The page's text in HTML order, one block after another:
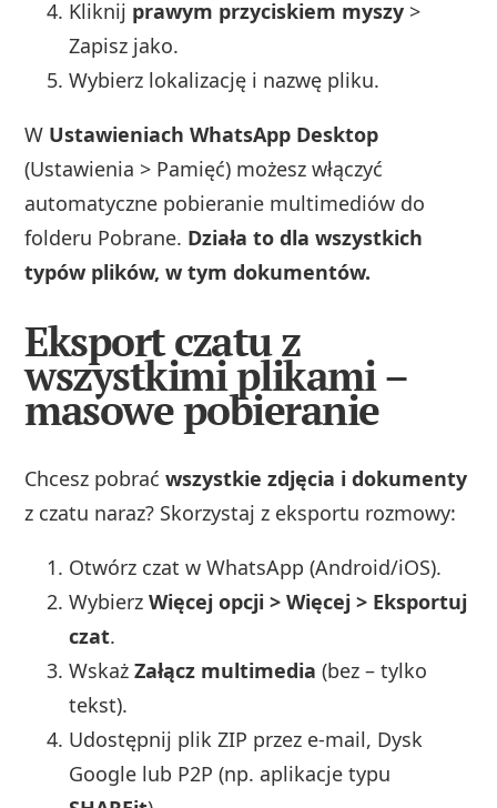
Kliknij prawym przyciskiem myszy >
Zapisz jako.
Wybierz lokalizację i nazwę pliku.
W Ustawieniach WhatsApp Desktop
(Ustawienia > Pamięć) możesz włączyć
automatyczne pobieranie multimediów do
folderu Pobrane. Działa to dla wszystkich
typów plików, w tym dokumentów.
Eksport czatu z
wszystkimi plikami –
masowe pobieranie
Chcesz pobraćwszystkie zdjęcia i dokumenty
z czatu naraz? Skorzystaj z eksportu rozmowy:
Otwórz czat w WhatsApp (Android/iOS).
WybierzWięcej opcji > Więcej > Eksportuj
czat.
WskażZałącz multimedia (bez – tylko
tekst).
Udostępnij plik ZIP przez e‑mail, Dysk
Google lub P2P (np. aplikacje typu